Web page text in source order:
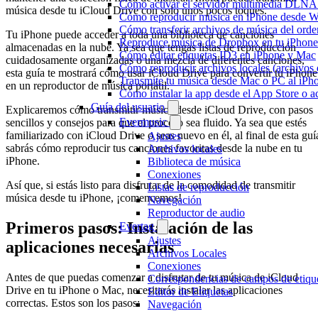
Cómo activar el servidor multimedia
Cómo reproducir música en iPhone desde
Cómo transferir archivos de música del
Reproduce música de Dropbox en tu
Cómo editar etiquetas ID3 en iPhone y Mac
Cómo reproducir archivos locales (archivos
Transmite tu música desde Mac o PC al
Cómo instalar la app desde el App Store o
Guía del usuario
Evermusic
Ajustes
Archivos locales
Biblioteca de música
Conexiones
Listas de reproducción
Navegación
Reproductor de audio
Evertag
Ajustes
Archivos Locales
Conexiones
Correspondencias de campos de
Editor de Etiquetas
Navegación
música desde tu iCloud Drive con solo unos pocos toques.
Tu iPhone puede acceder a toda una biblioteca de canciones
almacenadas en la nube. Ya sea que tengas listas de reproducción
cuidadosamente organizadas o una mezcla de diferentes canciones,
esta guía te mostrará cómo usar iCloud Drive para convertir tu iPhone
en un reproductor de música portátil.
Explicaremos cómo transmitir música desde iCloud Drive, con pasos
sencillos y consejos para que el proceso sea fluido. Ya sea que estés
familiarizado con iCloud Drive o seas nuevo en él, al final de esta
sabrás cómo reproducir tus canciones favoritas desde la nube en tu
iPhone.
Así que, si estás listo para disfrutar de la comodidad de transmitir
música desde tu iPhone, ¡comencemos!
Primeros pasos: Instalación de las
aplicaciones necesarias
Antes de que puedas comenzar a disfrutar de tu música de iCloud
Drive en tu iPhone o Mac, necesitarás instalar las aplicaciones
correctas. Estos son los pasos: